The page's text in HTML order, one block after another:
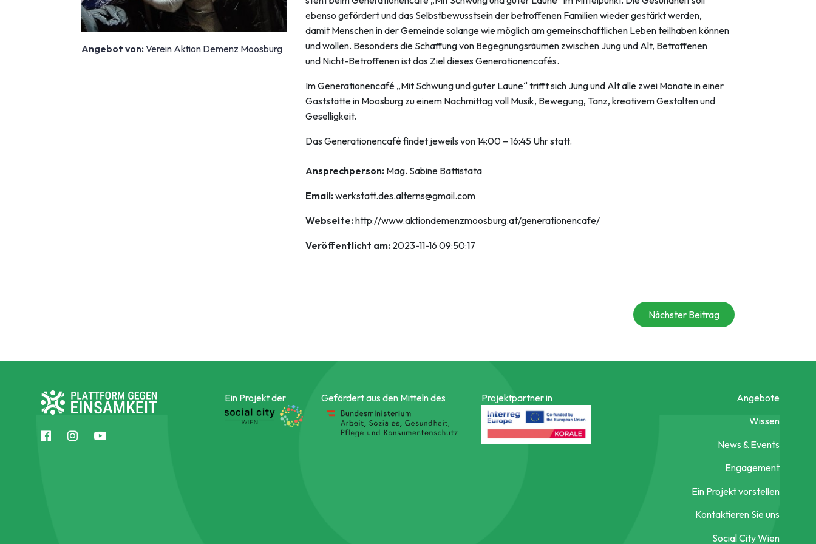
Angebot von: Verein Aktion Demenz Moosburg
ebenso gefördert und das Selbstbewusstsein der betroffenen Familien wieder gestärkt werden,
damit Menschen in der Gemeinde solange wie möglich am gemeinschaftlichen Leben teilhaben können
und wollen. Besonders die Schaffung von Begegnungsräumen zwischen Jung und Alt, Betroffenen
und Nicht-Betroffenen ist das Ziel dieses Generationencafés.
Im Generationencafé „Mit Schwung und guter Laune“ trifft sich Jung und Alt alle zwei Monate in einer
Gaststätte in Moosburg zu einem Nachmittag voll Musik, Bewegung, Tanz, kreativem Gestalten und
Geselligkeit.
Das Generationencafé findet jeweils von 14:00 – 16:45 Uhr statt.
Ansprechperson: Mag. Sabine Battistata
Email:werkstatt.des.alterns@gmail.com
Webseite:http://www.aktiondemenzmoosburg.at/generationencafe/
Veröffentlicht am: 2023-11-16 09:50:17
Nächster Beitrag
Ein Projekt der Gefördert aus den Mitteln des Projektpartner in
Angebote
Wissen
News & Events
Engagement
Ein Projekt vorstellen
Kontaktieren Sie uns
Social City Wien